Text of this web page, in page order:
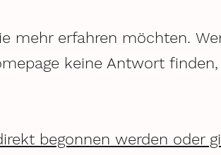
mehr erfahren möchten.
keine Antwort
begonnen werden oder